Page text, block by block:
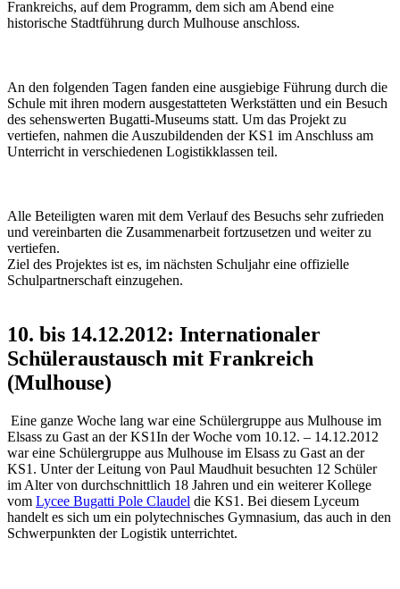
Frankreichs, auf dem Programm, dem sich am Abend eine
historische Stadtführung durch Mulhouse anschloss.
An den folgenden Tagen fanden eine ausgiebige Führung durch die
Schule mit ihren modern ausgestatteten Werkstätten und ein Besuch
des sehenswerten Bugatti-Museums statt. Um das Projekt zu
vertiefen, nahmen die Auszubildenden der KS1 im Anschluss am
Unterricht in verschiedenen Logistikklassen teil.
Alle Beteiligten waren mit dem Verlauf des Besuchs sehr zufrieden
und vereinbarten die Zusammenarbeit fortzusetzen und weiter zu
vertiefen.
Ziel des Projektes ist es, im nächsten Schuljahr eine offizielle
Schulpartnerschaft einzugehen.
10. bis 14.12.2012: Internationaler
Schüleraustausch mit Frankreich
(Mulhouse)
Eine ganze Woche lang war eine Schülergruppe aus Mulhouse im
Elsass zu Gast an der KS1In der Woche vom 10.12. – 14.12.2012
war eine Schülergruppe aus Mulhouse im Elsass zu Gast an der
KS1. Unter der Leitung von Paul Maudhuit besuchten 12 Schüler
im Alter von durchschnittlich 18 Jahren und ein weiterer Kollege
vom Lycee Bugatti Pole Claudel die KS1. Bei diesem Lyceum
handelt es sich um ein polytechnisches Gymnasium, das auch in den
Schwerpunkten der Logistik unterrichtet.